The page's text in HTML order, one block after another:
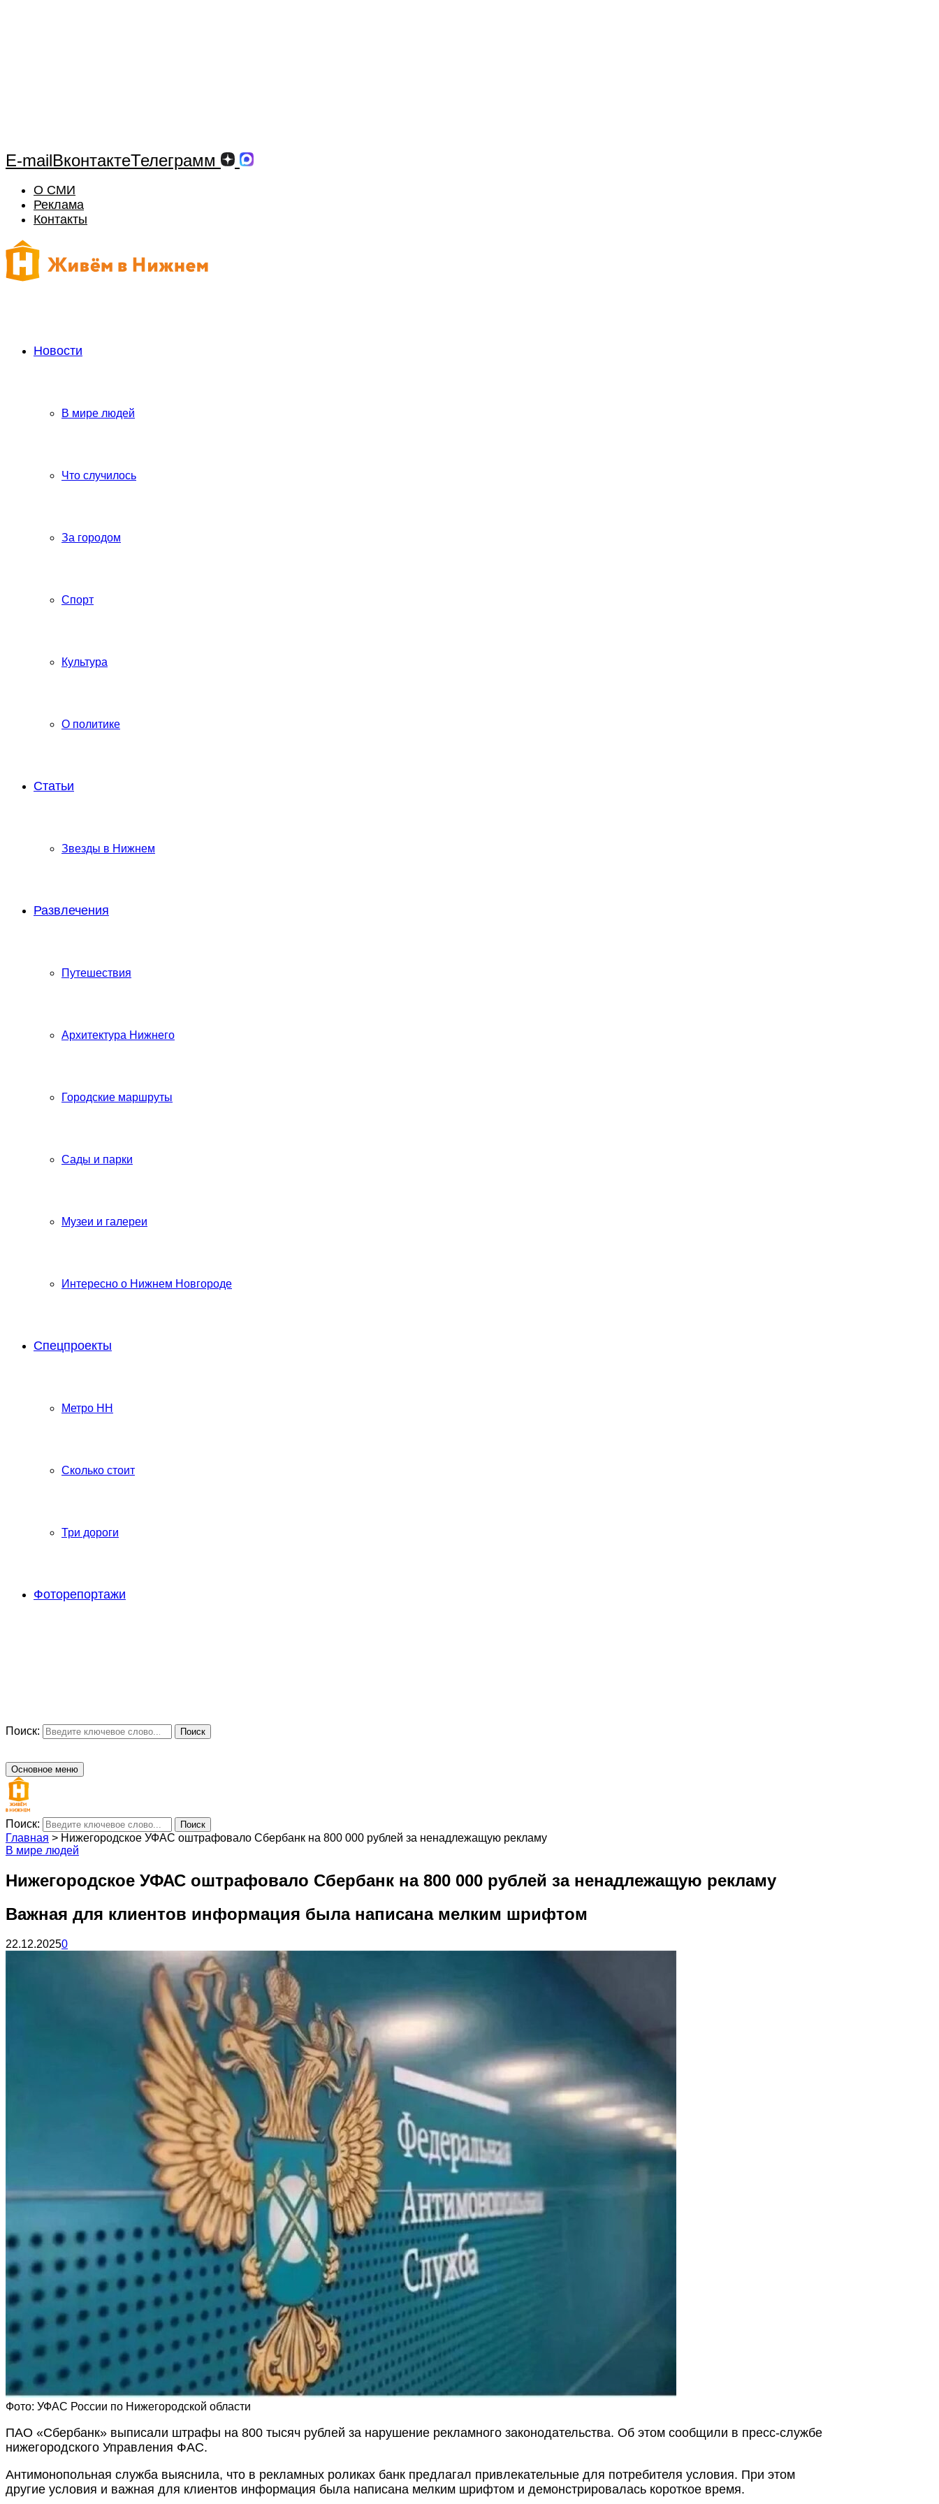
E-mailВконтактеТелеграмм
О СМИ
Реклама
Контакты
Новости
В мире людей
Что случилось
За городом
Спорт
Культура
О политике
Статьи
Звезды в Нижнем
Развлечения
Путешествия
Архитектура Нижнего
Городские маршруты
Сады и парки
Музеи и галереи
Интересно о Нижнем Новгороде
Спецпроекты
Метро НН
Сколько стоит
Три дороги
Фоторепортажи
Поиск: Поиск
Основное меню
Поиск: Поиск
Главная > Нижегородское УФАС оштрафовало Сбербанк на 800 000 рублей за ненадлежащую рекламу
В мире людей
Нижегородское УФАС оштрафовало Сбербанк на 800 000 рублей за ненадлежащую рекламу
Важная для клиентов информация была написана мелким шрифтом
22.12.20250
Фото: УФАС России по Нижегородской области
ПАО «Сбербанк» выписали штрафы на 800 тысяч рублей за нарушение рекламного законодательства. Об этом сообщили в пресс-службе
нижегородского Управления ФАС.
Антимонопольная служба выяснила, что в рекламных роликах банк предлагал привлекательные для потребителя условия. При этом
другие условия и важная для клиентов информация была написана мелким шрифтом и демонстрировалась короткое время.